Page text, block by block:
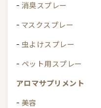
消臭スプレー
マスクスプレー
虫よけスプレー
ペット用スプレー
アロマサプリメント
美容